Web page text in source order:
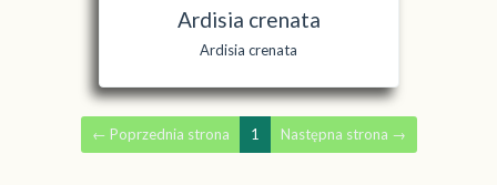
Ardisia crenata
Ardisia crenata
← Poprzednia strona 1 Następna strona →